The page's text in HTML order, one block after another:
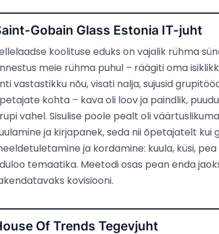
Gobain Glass Estonia IT-juht
koolituse eduks on vajalik rühma
meie rühma puhul – räägiti oma
vastastikku nõu, visati nalja, sujusid
kohta – kava oli loov ja paindlik,
vahel. Sisulise poole pealt oli
ja kirjapanek, seda nii õpetajatelt kui
ja kordamine: kuula, küsi,
temaatika. Meetodi osas pean enda
kovisiooni.
Of Trends Tegevjuht